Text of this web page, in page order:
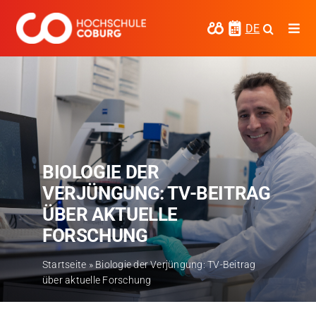
Inhalt
springen
DE
Forschen
Kooperieren
Hochschule Coburg
Regionalentwicklung
Entdecke die Region
Informationen für …
BIOLOGIE DER
VERJÜNGUNG: TV-BEITRAG
ÜBER AKTUELLE
FORSCHUNG
Startseite » Biologie der Verjüngung: TV-Beitrag
über aktuelle Forschung